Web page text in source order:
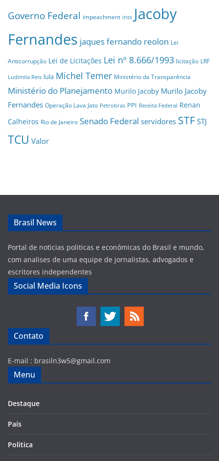
Governo Federal impeachment inss Jacoby
Fernandes jaques fernando reolon Lei
Anticorrupção Lei de Licitações Lei nº 8.666/1993 licitação LRF
Ludimila Reis lula Michel Temer Ministério da Transparência
Ministério do Planejamento Murilo Jacoby Murilo Jacoby
Fernandes Operação Lava Jato Petrobras PPI Receita Federal Renan
Calheiros Rio de Janeiro Senado Federal servidores STF STJ
TCU Valor
Brasil News
Portal de noticias politicas e econômicas do Brasil e mundo,
com analises de uma equipe de jornalistas, advogados e
escritores independentes
Social Media Icons
Contato
E-mail : brasiln3w5@gmail.com
Menu
Destaque
País
Politica